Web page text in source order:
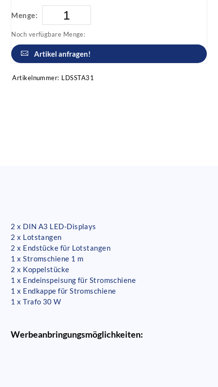
Menge:
Noch verfügbare Menge:
Artikel anfragen!
Artikelnummer: LDSSTA31
2 x DIN A3 LED-Displays
2 x Lotstangen
2 x Endstücke für Lotstangen
1 x Stromschiene 1 m
2 x Koppelstücke
1 x Endeinspeisung für Stromschiene
1 x Endkappe für Stromschiene
1 x Trafo 30 W
Werbeanbringungsmöglichkeiten: